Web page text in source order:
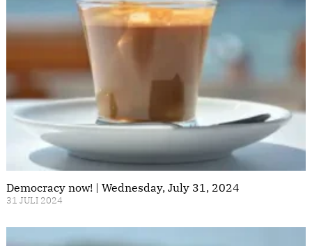
Democracy now! | Wednesday, July 31, 2024
31 JULI 2024